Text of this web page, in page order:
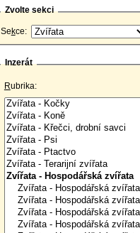
Zvolte sekci
Sekce:
Inzerát
Rubrika: